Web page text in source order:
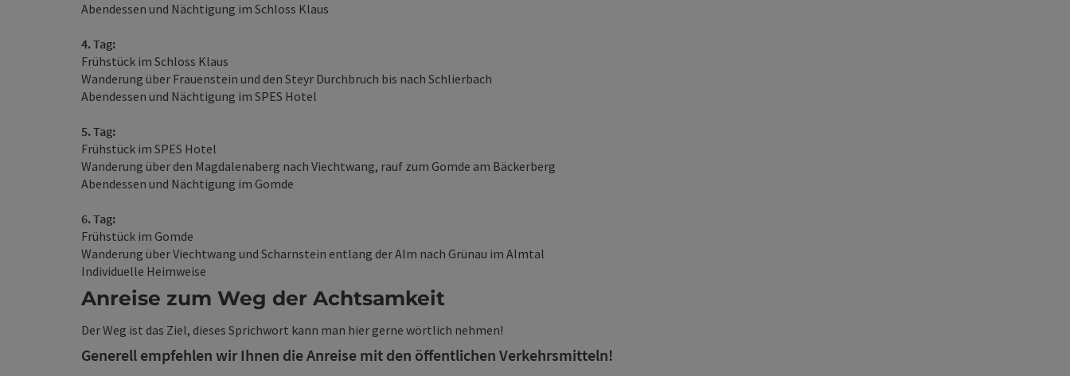
Abendessen und Nächtigung im Schloss Klaus
4. Tag:
Frühstück im Schloss Klaus
Wanderung über Frauenstein und den Steyr Durchbruch bis nach Schlierbach
Abendessen und Nächtigung im SPES Hotel
5. Tag:
Frühstück im SPES Hotel
Wanderung über den Magdalenaberg nach Viechtwang, rauf zum Gomde am Bäckerberg
Abendessen und Nächtigung im Gomde
6. Tag:
Frühstück im Gomde
Wanderung über Viechtwang und Scharnstein entlang der Alm nach Grünau im Almtal
Individuelle Heimweise
Anreise zum Weg der Achtsamkeit
Der Weg ist das Ziel, dieses Sprichwort kann man hier gerne wörtlich nehmen!
Generell empfehlen wir Ihnen die Anreise mit den öffentlichen Verkehrsmitteln!